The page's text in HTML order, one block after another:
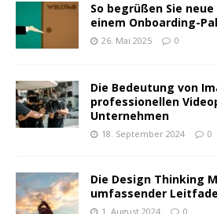
So begrüßen Sie
einem Onboarding-
26. Mai 2025 0
Die Bedeutung von
professionellen
Unternehmen
18. September 2024 0
Die Design Thinking
umfassender
1. August 2024 0